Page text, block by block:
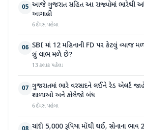
05 આજે ગુજરાત સહિત આ રાજ્યોમાં ભારેથી
આગાહી
6 દિવસ પહેલા
06 SBI માં 12 મહિનાની FD પર કેટલું વ્યાજ
શું લાભ મળે છે?
13 કલાક પહેલા
07 ગુજરાતમાં ભારે વરસાદને લઈને રેડ એલર્ટ
શાળાઓ અને કોલેજો બંધ
6 દિવસ પહેલા
ચાંદી 5,000 રૂપિયા મોંઘી થઈ, સોનાના ભાવ